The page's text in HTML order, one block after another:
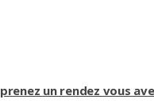
prenez un rendez vous